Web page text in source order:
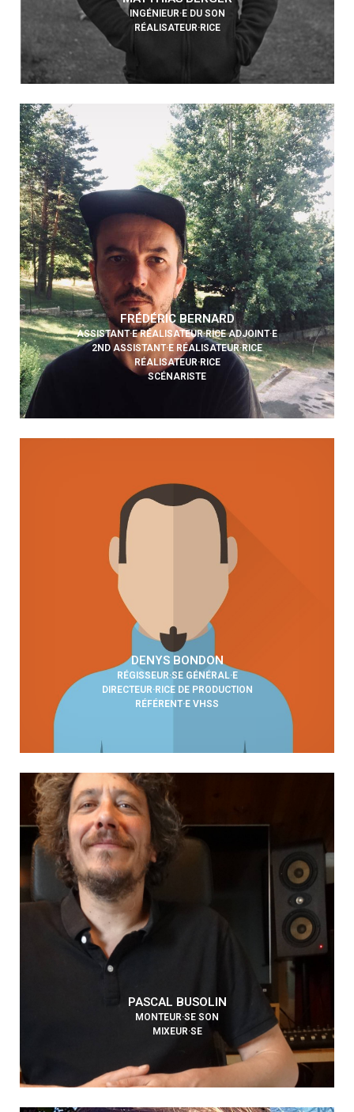
INGÉNIEUR·E DU SON
RÉALISATEUR·RICE
FRÉDÉRIC BERNARD
ASSISTANT·E RÉALISATEUR·RICE ADJOINT·E
2ND ASSISTANT·E RÉALISATEUR·RICE
RÉALISATEUR·RICE
SCÉNARISTE
DENYS BONDON
RÉGISSEUR·SE GÉNÉRAL·E
DIRECTEUR·RICE DE PRODUCTION
RÉFÉRENT·E VHSS
PASCAL BUSOLIN
MONTEUR·SE SON
MIXEUR·SE